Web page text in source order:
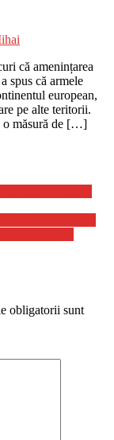
că amenințarea
spus că armele
european,
pe alte teritorii.
o măsură de […]
obligatorii sunt